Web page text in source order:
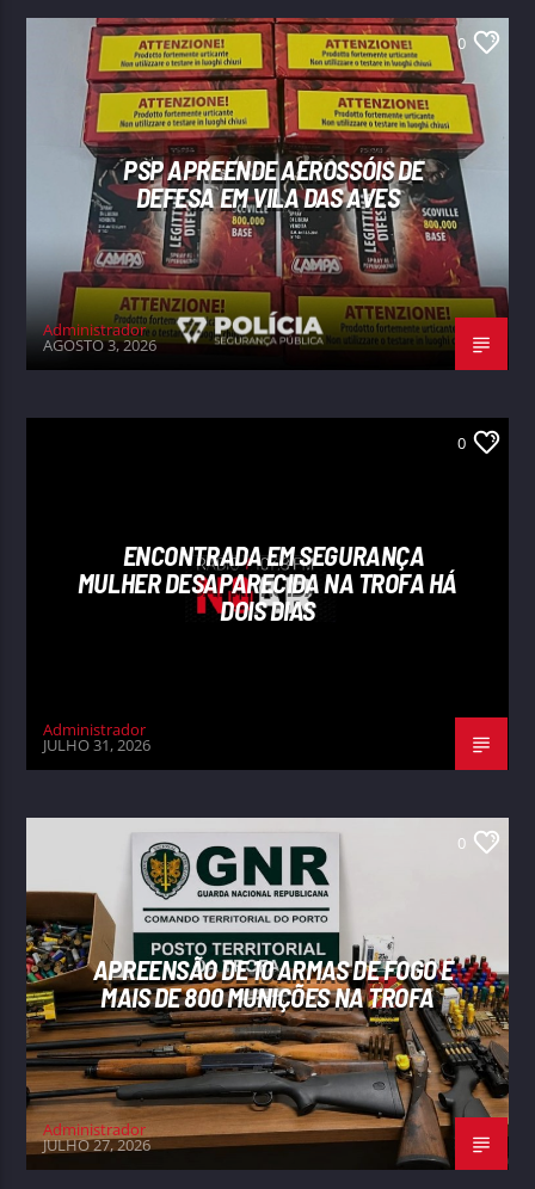
0
PSP APREENDE AEROSSÓIS DE
DEFESA EM VILA DAS AVES
Administrador
AGOSTO 3, 2026
0
ENCONTRADA EM SEGURANÇA
MULHER DESAPARECIDA NA TROFA HÁ
DOIS DIAS
Administrador
JULHO 31, 2026
0
APREENSÃO DE 10 ARMAS DE FOGO E
MAIS DE 800 MUNIÇÕES NA TROFA
Administrador
JULHO 27, 2026